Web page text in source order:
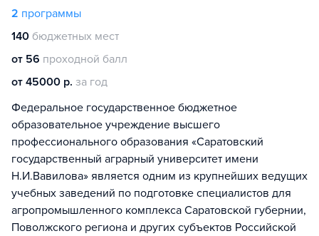
2 программы
140 бюджетных мест
от 56 проходной балл
от 45000 р. за год
Федеральное государственное бюджетное
образовательное учреждение высшего
профессионального образования «Саратовский
государственный аграрный университет имени
Н.И.Вавилова» является одним из крупнейших ведущих
учебных заведений по подготовке специалистов для
агропромышленного комплекса Саратовской губернии,
Поволжского региона и других субъектов Российской